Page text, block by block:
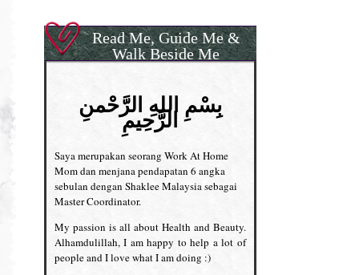
Read Me, Guide Me &
Walk Beside Me
بِسْمِ اللهِ الرَّحْمنِ
الرَّحِيمِ
Saya merupakan seorang Work At Home
Mom dan menjana pendapatan 6 angka
sebulan dengan Shaklee Malaysia sebagai
Master Coordinator.
My passion is all about Health and Beauty.
Alhamdulillah, I am happy to help a lot of
people and I love what I am doing :)